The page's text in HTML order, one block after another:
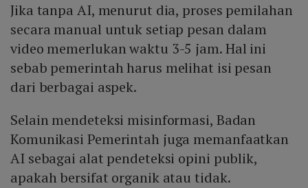
sambil menghindari gaya komunikasi yang terkesan
robotik akibat ketergantungan pada teknologi.
Jika tanpa AI, menurut dia, proses pemilahan
secara manual untuk setiap pesan dalam
video memerlukan waktu 3-5 jam. Hal ini
sebab pemerintah harus melihat isi pesan
dari berbagai aspek.
Selain mendeteksi misinformasi, Badan
Komunikasi Pemerintah juga memanfaatkan
AI sebagai alat pendeteksi opini publik,
apakah bersifat organik atau tidak.